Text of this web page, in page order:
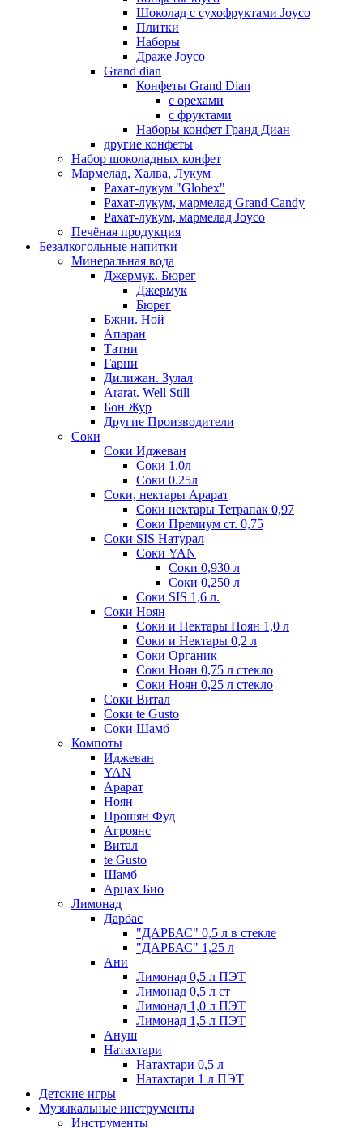
Шоколад с сухофруктами Joyco
Плитки
Наборы
Драже Joyco
Grand dian
Конфеты Grand Dian
с орехами
с фруктами
Наборы конфет Гранд Диан
другие конфеты
Набор шоколадных конфет
Мармелад, Халва, Лукум
Рахат-лукум "Globex"
Рахат-лукум, мармелад Grand Candy
Рахат-лукум, мармелад Joyco
Печёная продукция
Безалкогольные напитки
Минеральная вода
Джермук. Бюрег
Джермук
Бюрег
Бжни. Ной
Апаран
Татни
Гарни
Дилижан. Зулал
Ararat. Well Still
Бон Жур
Другие Производители
Соки
Соки Иджеван
Соки 1.0л
Соки 0.25л
Соки, нектары Арарат
Соки нектары Тетрапак 0,97
Соки Премиум ст. 0,75
Соки SIS Натурал
Соки YAN
Соки 0,930 л
Соки 0,250 л
Соки SIS 1,6 л.
Соки Ноян
Соки и Нектары Ноян 1,0 л
Соки и Нектары 0,2 л
Соки Органик
Соки Ноян 0,75 л стекло
Соки Ноян 0,25 л стекло
Соки Витал
Соки te Gusto
Соки Шамб
Компоты
Иджеван
YAN
Арарат
Ноян
Прошян Фуд
Агроянс
Витал
te Gusto
Шамб
Арцах Био
Лимонад
Дарбас
"ДАРБАС" 0,5 л в стекле
"ДАРБАС" 1,25 л
Ани
Лимонад 0,5 л ПЭТ
Лимонад 0,5 л ст
Лимонад 1,0 л ПЭТ
Лимонад 1,5 л ПЭТ
Ануш
Натахтари
Натахтари 0,5 л
Натахтари 1 л ПЭТ
Детские игры
Музыкальные инструменты
Инструменты